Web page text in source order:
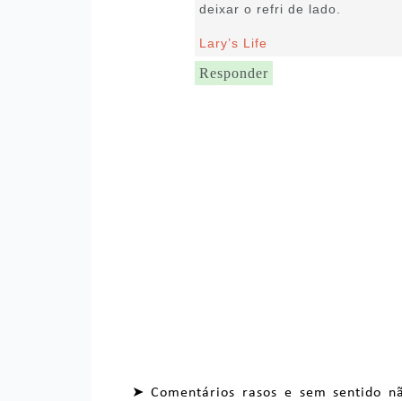
deixar o refri de lado.
Lary’s Life
Responder
➤ Comentários rasos e sem sentido